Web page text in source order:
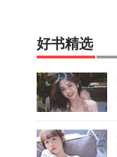
好书精选